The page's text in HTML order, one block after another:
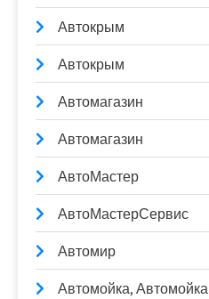
Автокрым
Автокрым
Автомагазин
Автомагазин
АвтоМастер
АвтоМастерСервис
Автомир
Автомойка, Автомойка